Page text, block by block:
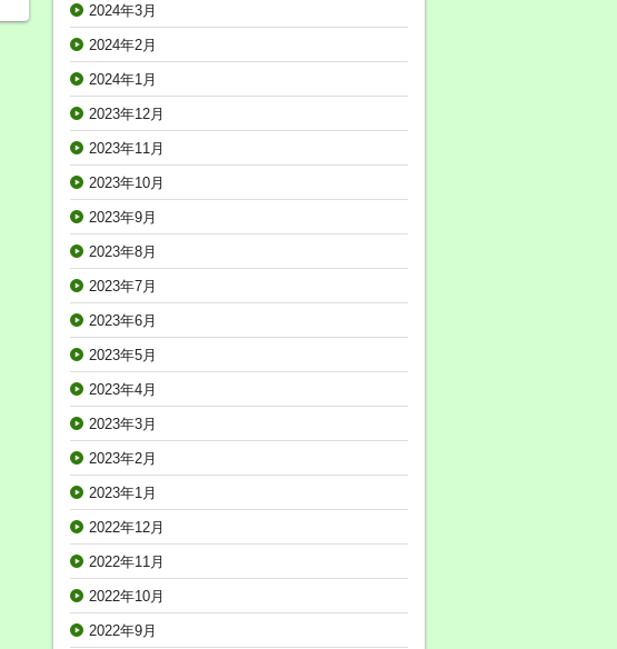
2024年3月
2024年2月
2024年1月
2023年12月
2023年11月
2023年10月
2023年9月
2023年8月
2023年7月
2023年6月
2023年5月
2023年4月
2023年3月
2023年2月
2023年1月
2022年12月
2022年11月
2022年10月
2022年9月